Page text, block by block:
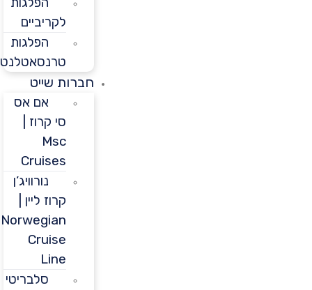
לקריביים
הפלגות
טרנסאטלנטיות
חברות שייט
אם אס
סי קרוז |
Cruises
נורוויג’ן
קרוז ליין |
Norwegian
Cruise
סלבריטי